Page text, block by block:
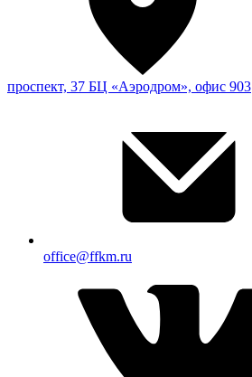
проспект, 37 БЦ «Аэродром», офис 903
office@ffkm.ru